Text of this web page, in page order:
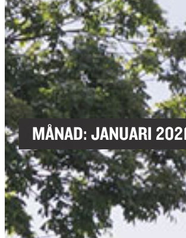
MÅNAD:JANUARI 2021